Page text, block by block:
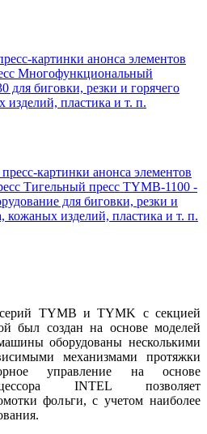
Многофункциональный
для биговки, резки и горячего
изделий, пластика и т. п.
Тигельный пресс TYMB-1100 -
для биговки, резки и
кожаных изделий, пластика и т. п.
TYMB и TYMK с секцией
был создан на основе моделей
оборудованы несколькими
механизмами протяжки
управление на основе
INTEL позволяет
фольги, с учетом наиболее